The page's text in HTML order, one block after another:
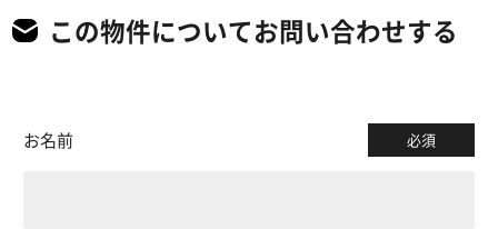
この物件についてお問い合わせする
お名前 必須